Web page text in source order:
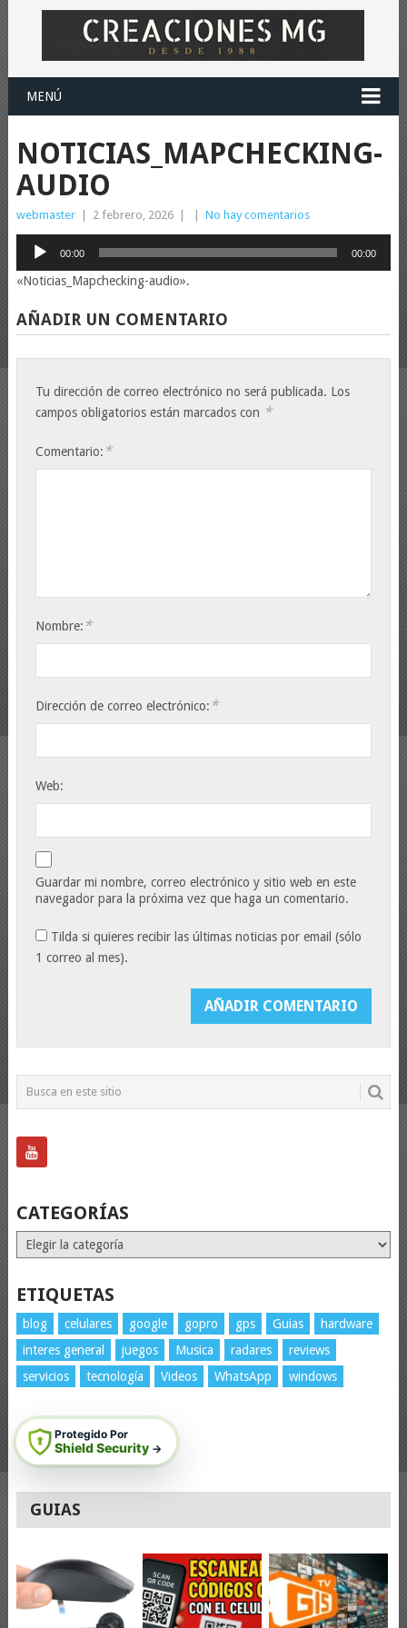
MENÚ
NOTICIAS_MAPCHECKING-
AUDIO
webmaster 2 febrero, 2026 No hay comentarios
Reproductor
audio
00:00 00:00
«Noticias_Mapchecking-audio».
AÑADIR UN COMENTARIO
Tu dirección de correo electrónico no será publicada. Los
campos obligatorios están marcados con *
Comentario: *
Nombre: *
Dirección de correo electrónico: *
Web:
Guardar mi nombre, correo electrónico y sitio web en este
navegador para la próxima vez que haga un comentario.
Tilda si quieres recibir las últimas noticias por email (sólo
1 correo al mes).
CATEGORÍAS
Categorías
ETIQUETAS
blog celulares google gopro gps Guias
hardware
interes general
juegos Musica radares
reviews
servicios
tecnología Videos WhatsApp windows
Protegido Por
Shield Security →
GUIAS